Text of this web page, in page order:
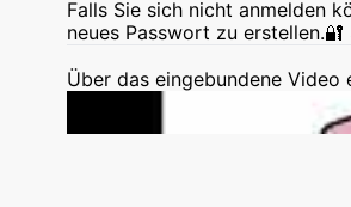
Falls Sie sich nicht anmelden
neues Passwort zu
Über das eingebundene Video